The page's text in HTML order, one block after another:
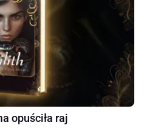
opuściła raj